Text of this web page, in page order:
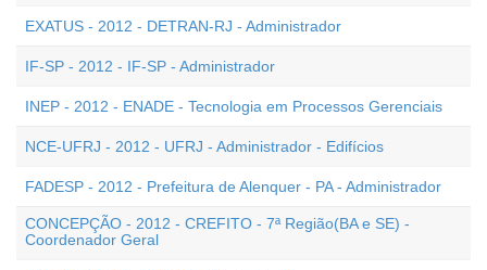
EXATUS - 2012 - DETRAN-RJ - Administrador
IF-SP - 2012 - IF-SP - Administrador
INEP - 2012 - ENADE - Tecnologia em Processos Gerenciais
NCE-UFRJ - 2012 - UFRJ - Administrador - Edifícios
FADESP - 2012 - Prefeitura de Alenquer - PA - Administrador
CONCEPÇÃO - 2012 - CREFITO - 7ª Região(BA e SE) -
Coordenador Geral